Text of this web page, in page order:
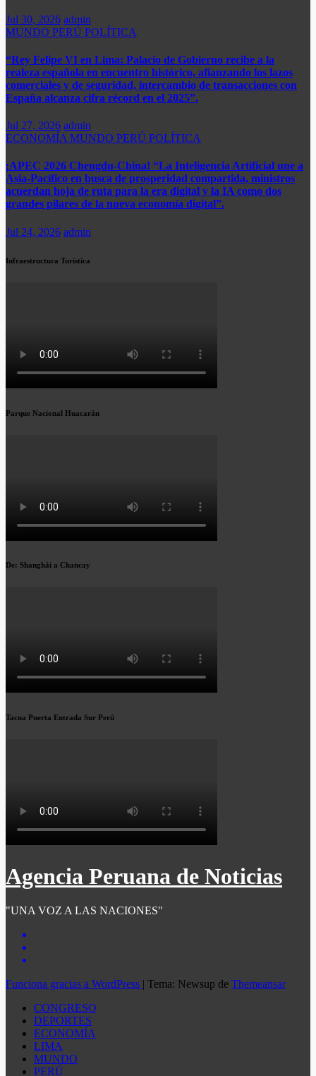
Jul 30, 2026 admin
MUNDO PERÚ POLÍTICA
“Rey Felipe VI en Lima: Palacio de Gobierno recibe a la
realeza española en encuentro histórico, afianzando los lazos
comerciales y de seguridad, intercambio de transacciones con
España alcanza cifra récord en el 2025”.​
Jul 27, 2026 admin
ECONOMÍA MUNDO PERÚ POLÍTICA
¡APEC 2026 Chengdu-China! “La Inteligencia Artificial une a
Asia-Pacífico en busca de prosperidad compartida, ministros
acuerdan hoja de ruta para la era digital y la IA como dos
grandes pilares de la nueva economía digital”.
Jul 24, 2026 admin
Infraestructura Turística
Parque Nacional Huacarán
De: Shanghái a Chancay
Tacna Puerta Entrada Sur Perú
Agencia Peruana de Noticias
"UNA VOZ A LAS NACIONES"
Funciona gracias a WordPress | Tema: Newsup de Themeansar
CONGRESO
DEPORTES
ECONOMÍA
LIMA
MUNDO
PERÚ